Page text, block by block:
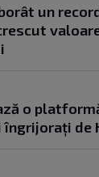
un
o
îngrijorați de